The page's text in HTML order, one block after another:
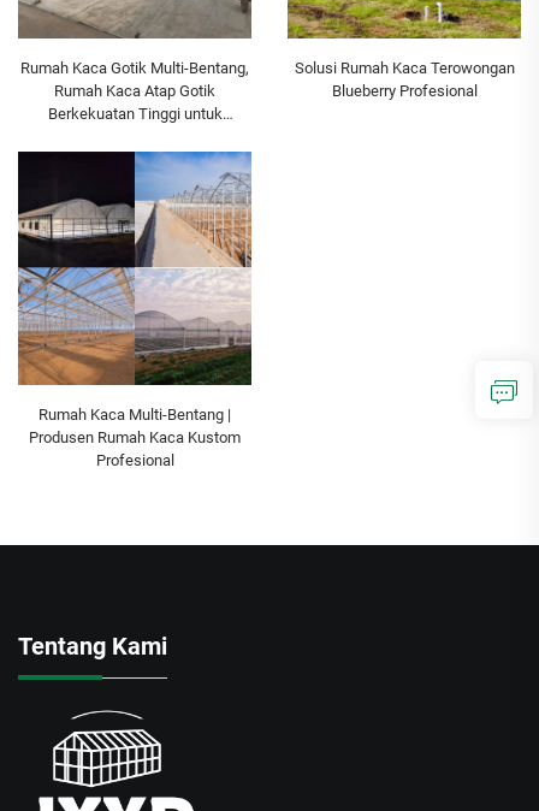
Rumah Kaca Gotik Multi-Bentang,
Rumah Kaca Atap Gotik
Berkekuatan Tinggi untuk
Solusi Rumah Kaca Terowongan
Blueberry Profesional
Rumah Kaca Multi-Bentang |
Produsen Rumah Kaca Kustom
Profesional
Tentang Kami